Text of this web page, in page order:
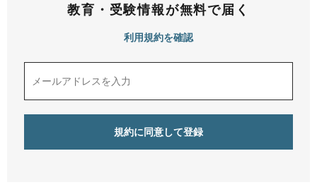
教育・受験情報が無料で届く
利用規約を確認